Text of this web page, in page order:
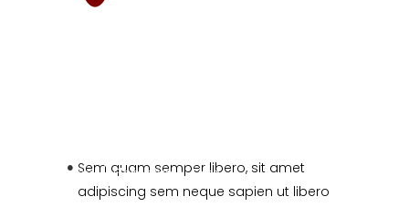
Home/Elements/Lists
Sem quam semper libero, sit amet
adipiscing sem neque sapien ut libero